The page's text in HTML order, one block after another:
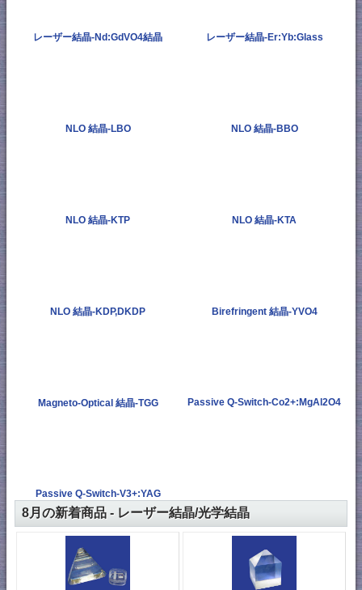
レーザー結晶-Nd:GdVO4結晶 レーザー結晶-Er:Yb:Glass
NLO 結晶-LBO NLO 結晶-BBO
NLO 結晶-KTP NLO 結晶-KTA
NLO 結晶-KDP,DKDP Birefringent 結晶-YVO4
Magneto-Optical 結晶-TGG Passive Q-Switch-Co2+:MgAl2O4
Passive Q-Switch-V3+:YAG
8月の新着商品 - レーザー結晶/光学結晶